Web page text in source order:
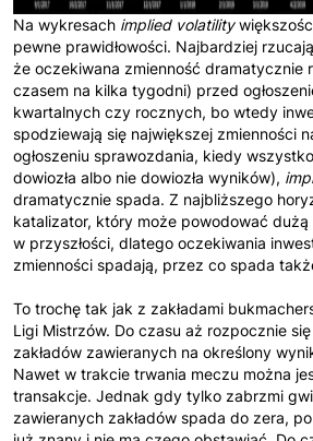
Na wykresach implied volatility
pewne prawidłowości. Najbardziej
że oczekiwana zmienność dramatycznie
czasem na kilka tygodni) przed
kwartalnych czy rocznych, bo wtedy
spodziewają się największej zmienności
ogłoszeniu sprawozdania, kiedy
dowiozła albo nie dowiozła wyników),
dramatycznie spada. Z najbliższego
katalizator, który może powodować
w przyszłości, dlatego oczekiwania
zmienności spadają, przez co spada
To trochę tak jak z zakładami
Ligi Mistrzów. Do czasu aż rozpocznie
zakładów zawieranych na określony
Nawet w trakcie trwania meczu można
transakcje. Jednak gdy tylko zabrzmi
zawieranych zakładów spada do zera,